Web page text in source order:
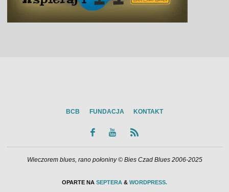
BCB FUNDACJA KONTAKT
Wieczorem blues, rano połoniny © Bies Czad Blues 2006-2025
OPARTE NA SEPTERA & WORDPRESS.